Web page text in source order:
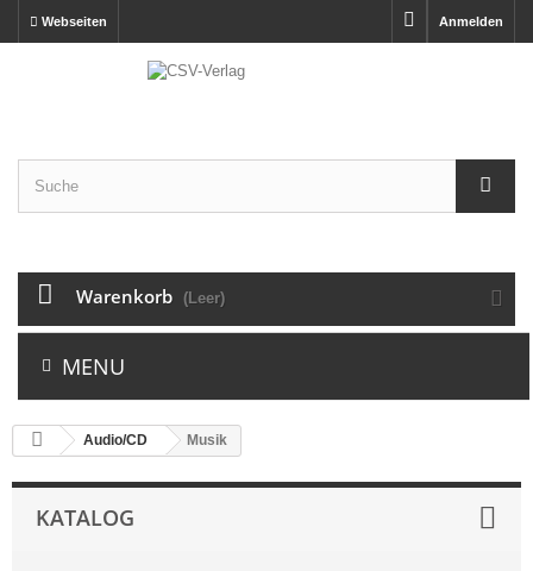
Anmelden
Webseiten
Warenkorb (Leer)
MENU
Audio/CD Musik
KATALOG